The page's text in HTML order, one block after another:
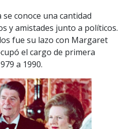
conoce una cantidad
y amistades junto a políticos.
fue su lazo con Margaret
el cargo de primera
a 1990.